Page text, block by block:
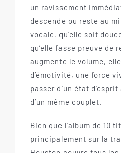
un ravissement
descende ou reste au
vocale, qu’elle soit
qu’elle fasse preuve de
augmente le volume,
d’émotivité, une force
passer d’un état
d’un même couplet.
Bien que l’album de 10
principalement sur la